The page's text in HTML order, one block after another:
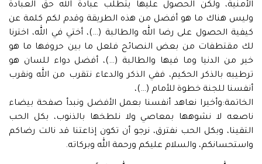
الأمنية، ولكن الحصول عليها يتطلب عبادة الله حق العبادة
وليس هناك ما هو أفضل من هذه الطريقة وقدم لكم كلمة عن
كيفية الحصول على رضا الله والطالبة (…)، أختي في الله، اخترنا
لك مقتطفات من بعض النصائح فلعل ما بين حروفها ما هو
خير من الدنيا وما فيها والطالبة (…)، أفضل دواء للسان هو
ترطيبه بالذكر الحكيم، ففي الذكر والدعاء نتقرب من الله ونقرب
أنفسنا للجنة خطوة للأمام (…)،
الخاتمة:وأخيرا نعاهد أنفسنا بعمل الأفضل ونبدأ صفحة بيضاء
ناصعه لا نشوهها بمعاصي ولا نلطخها بالذنوب، بكل الحب
التقينا، وبكل الحب نفترق، نرجو أن تكون إذاعتنا قد نالت رضاكم
واستحسانكم، والسلام عليكم ورحمة الله وبركاته.